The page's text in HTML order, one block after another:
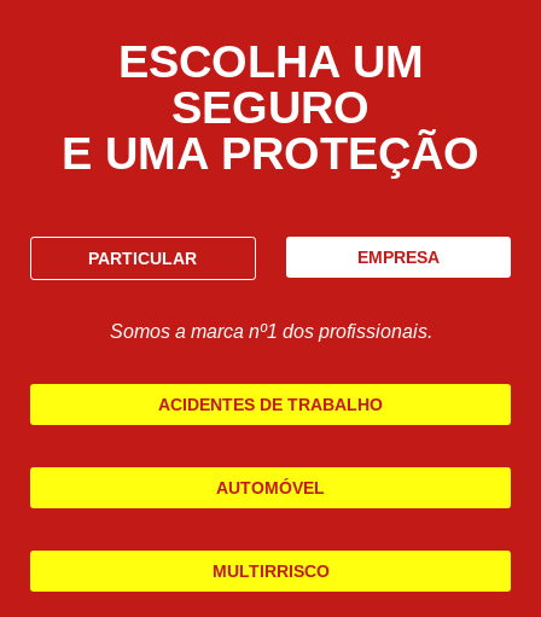
ESCOLHA UM
SEGURO
E UMA PROTEÇÃO
PARTICULAR EMPRESA
Somos a marca nº1 dos profissionais.
ACIDENTES DE TRABALHO
AUTOMÓVEL
MULTIRRISCO